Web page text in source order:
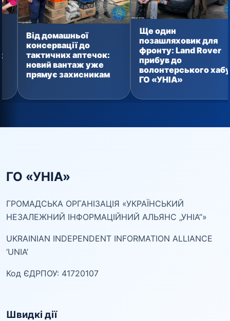
Ще один
позашляховик для
фронту: Land Rover
прибув до
волонтерського хабу
ГО «УНІА»
волонтерів ГО
— тим, хто
потребує
ГО «УНІА»
ГРОМАДСЬКА ОРГАНІЗАЦІЯ «УКРАЇНСЬКИЙ
НЕЗАЛЕЖНИЙ ІНФОРМАЦІЙНИЙ АЛЬЯНС „УНІА“»
UKRAINIAN INDEPENDENT INFORMATION ALLIANCE
‘UNIA’
Код ЄДРПОУ: 41720107
Швидкі дії